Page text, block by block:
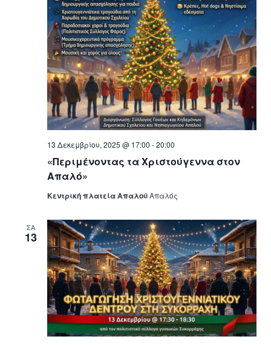
«Περιμένοντας τα Χριστούγεννα στον
Απαλό»
13 Δεκεμβρίου, 2025 @ 17:00 -20:00
Κεντρική πλατεία ΑπαλούΑπαλός
ΣΑ
13